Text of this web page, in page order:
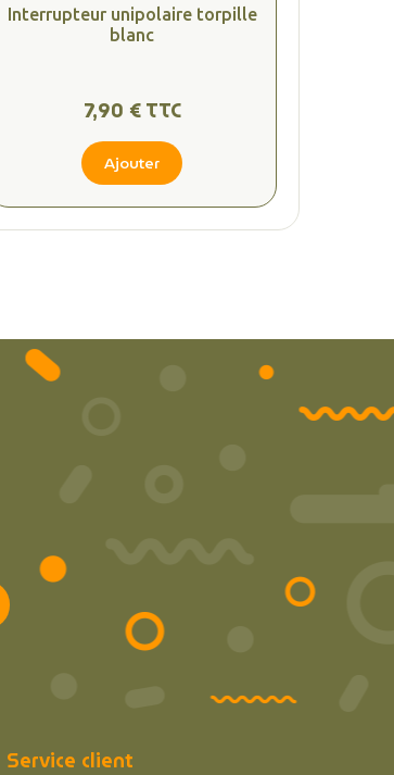
Interrupteur unipolaire torpille
blanc
7,90 € TTC
Ajouter
Service client